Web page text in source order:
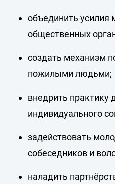
объединить усилия
общественных
создать механизм
пожилыми людьми;
внедрить практику
индивидуального
задействовать
собеседников и
наладить